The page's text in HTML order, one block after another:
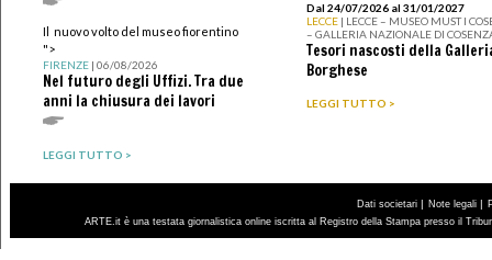
Il nuovo volto del museo fiorentino
">
FIRENZE| 06/08/2026
Nel futuro degli Uffizi. Tra due
anni la chiusura dei lavori
LEGGI TUTTO >
Dal 24/07/2026 al 31/01/2027
LECCE | LECCE – MUSEO MUST I
– GALLERIA NAZIONALE DI
Tesori nascosti della
Borghese
LEGGI TUTTO >
Dati societari Note legali
ARTE.it è una testata giornalistica online iscritta al Registro della Stampa presso il